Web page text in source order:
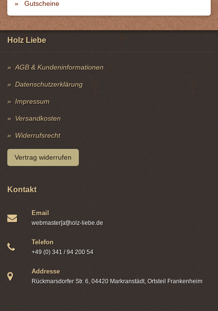
Gutscheine
Holz Liebe
AGB & Kundeninformationen
Datenschutzerklärung
Impressum
Versandkosten
Widerrufsrecht
Vertrag widerrufen
Kontakt
Email
webmaster[at]holz-liebe.de
Telefon
+49 (0) 341 / 94 200 54
Addresse
Rückmarsdorfer Str. 6, 04420 Markranstädt, Ortsteil Frankenheim